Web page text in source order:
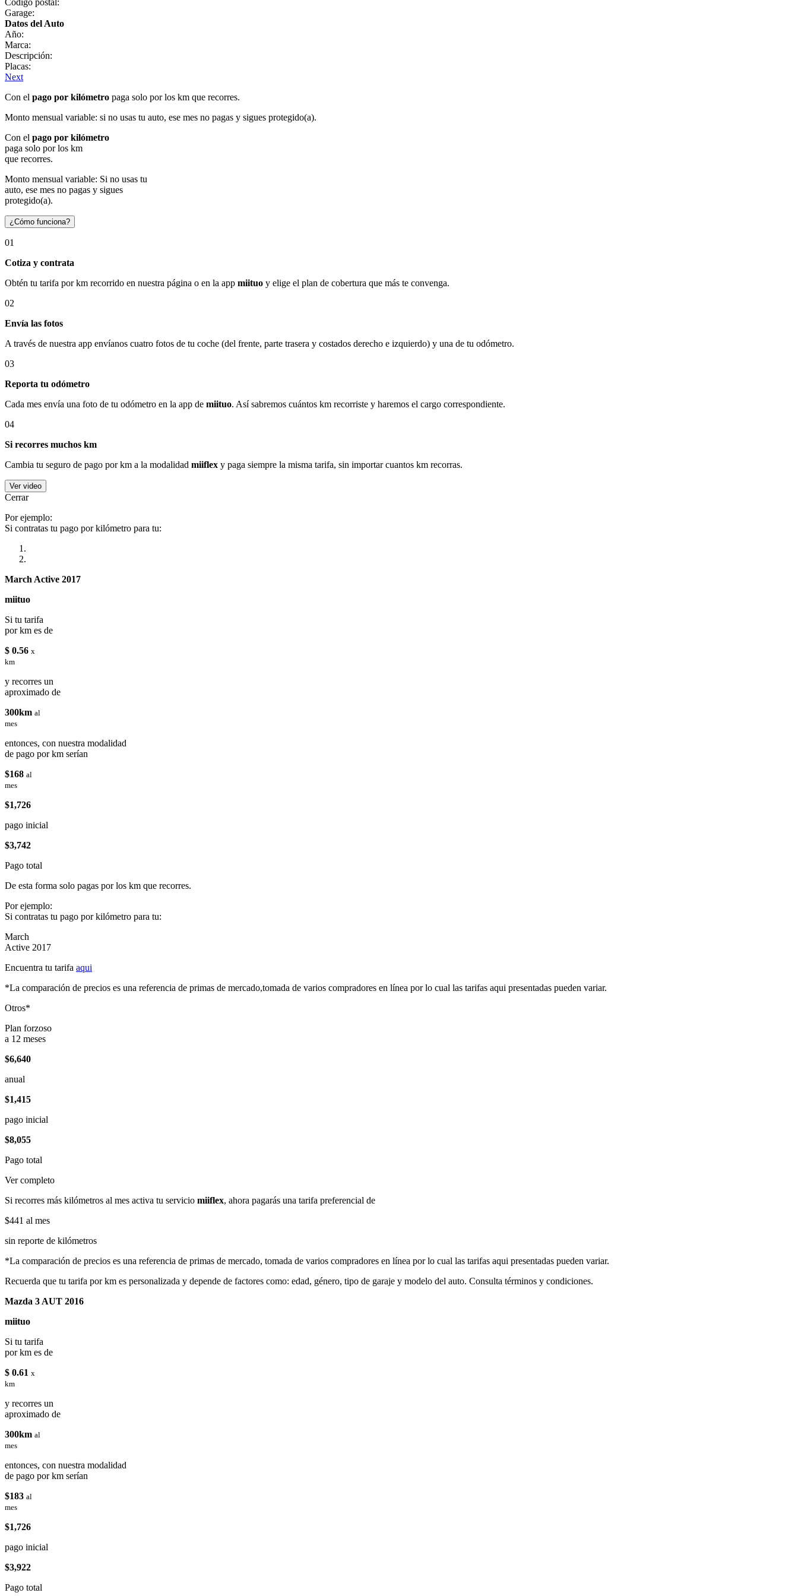
Garage:
Datos del Auto
Año:
Marca:
Descripción:
Placas:
Next
Con el pago por kilómetro paga solo por los km que recorres.
Monto mensual variable: si no usas tu auto, ese mes no pagas y sigues protegido(a).
Con el pago por kilómetro
paga solo por los km
que recorres.
Monto mensual variable: Si no usas tu
auto, ese mes no pagas y sigues
protegido(a).
¿Cómo funciona?
01
Cotiza y contrata
Obtén tu tarifa por km recorrido en nuestra página o en la app miituo y elige el plan de cobertura que más te convenga.
02
Envía las fotos
A través de nuestra app envíanos cuatro fotos de tu coche (del frente, parte trasera y costados derecho e izquierdo) y una de tu odómetro.
03
Reporta tu odómetro
Cada mes envía una foto de tu odómetro en la app de miituo. Así sabremos cuántos km recorriste y haremos el cargo correspondiente.
04
Si recorres muchos km
Cambia tu seguro de pago por km a la modalidad miiflex y paga siempre la misma tarifa, sin importar cuantos km recorras.
Ver video
Cerrar
Por ejemplo:
Si contratas tu pago por kilómetro para tu:
March Active 2017
miituo
Si tu tarifa
por km es de
$ 0.56 x
km
y recorres un
aproximado de
300km al
mes
entonces, con nuestra modalidad
de pago por km serían
$168 al
mes
$1,726
pago inicial
$3,742
Pago total
De esta forma solo pagas por los km que recorres.
Por ejemplo:
Si contratas tu pago por kilómetro para tu:
March
Active 2017
Encuentra tu tarifa aqui
*La comparación de precios es una referencia de primas de mercado,tomada de varios compradores en línea por lo cual las tarifas aqui presentadas pueden variar.
Otros*
Plan forzoso
a 12 meses
$6,640
anual
$1,415
pago inicial
$8,055
Pago total
Ver completo
Si recorres más kilómetros al mes activa tu servicio miiflex, ahora pagarás una tarifa preferencial de
$441 al mes
sin reporte de kilómetros
*La comparación de precios es una referencia de primas de mercado, tomada de varios compradores en línea por lo cual las tarifas aqui presentadas pueden variar.
Recuerda que tu tarifa por km es personalizada y depende de factores como: edad, género, tipo de garaje y modelo del auto. Consulta términos y condiciones.
Mazda 3 AUT 2016
miituo
Si tu tarifa
por km es de
$ 0.61 x
km
y recorres un
aproximado de
300km al
mes
entonces, con nuestra modalidad
de pago por km serían
$183 al
mes
$1,726
pago inicial
$3,922
Pago total